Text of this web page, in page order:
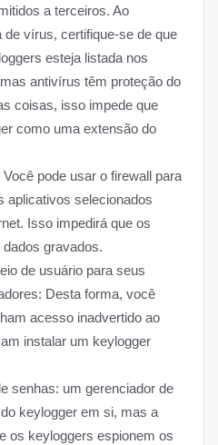
a terceiros. Ao
de vírus, certifique-se de que
esteja listada nos
antivírus têm proteção do
coisas, isso impede que
como uma extensão do
pode usar o firewall para
aplicativos selecionados
Isso impedirá que os
gravados.
de usuário para seus
Desta forma, você
acesso inadvertido ao
instalar um keylogger
senhas: um gerenciador de
keylogger em si, mas a
os keyloggers espionem os